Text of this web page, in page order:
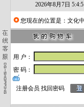
2026年8月7日 5:4:6
您现在的位置是： 文化
用 户：
密 码：
注册会员 找回密码